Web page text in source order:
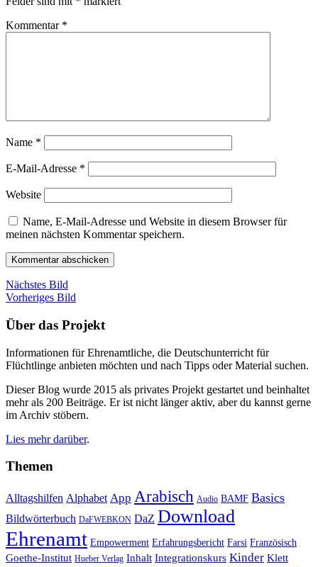
Kommentar *
Name *
E-Mail-Adresse *
Website
Name, E-Mail-Adresse und Website in diesem Browser für
meinen nächsten Kommentar speichern.
Nächstes Bild
Vorheriges Bild
Über das Projekt
Informationen für Ehrenamtliche, die Deutschunterricht für
Flüchtlinge anbieten möchten und nach Tipps oder Material suchen.
Dieser Blog wurde 2015 als privates Projekt gestartet und beinhaltet
mehr als 200 Beiträge. Er ist nicht länger aktiv, aber du kannst gerne
im Archiv stöbern.
Lies mehr darüber.
Themen
Alltagshilfen Alphabet App Arabisch Audio BAMF Basics
Bildwörterbuch DaFWEBKON DaZ Download
Ehrenamt Empowerment Erfahrungsbericht Farsi Französisch
Goethe-Institut Hueber Verlag Inhalt Integrationskurs Kinder Klett